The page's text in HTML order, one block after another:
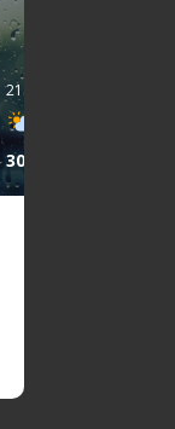
21:00
30°C